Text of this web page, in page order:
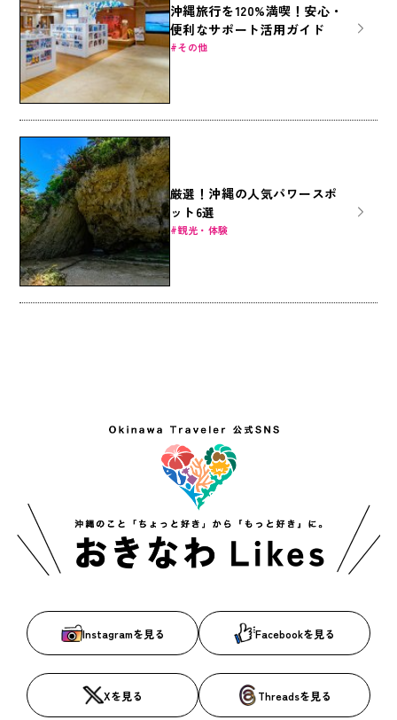
沖縄旅行を120%満喫！安心・
便利なサポート活用ガイド
その他
厳選！沖縄の人気パワースポ
ット6選
観光・体験
Instagramを見る Facebookを見る
Xを見る Threadsを見る